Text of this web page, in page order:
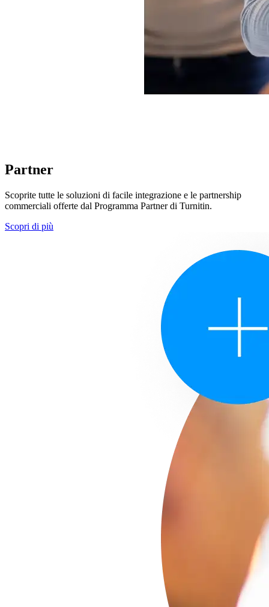
Partner
Scoprite tutte le soluzioni di facile integrazione e le partnership
commerciali offerte dal Programma Partner di Turnitin.
Scopri di più